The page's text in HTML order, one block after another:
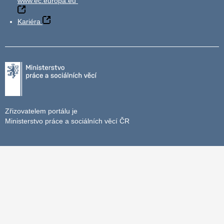
Kariéra
Zřizovatelem portálu je
Ministerstvo práce a sociálních věcí ČR